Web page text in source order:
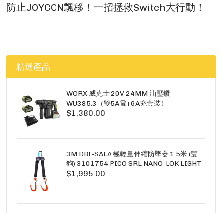
防止JOYCON飄移！一招拯救Switch大行動！
精選產品
WORX 威克士 20V 24MM 油壓鑽
WU385.3（雙5A電+6A充套裝）
$1,380.00
3M DBI-SALA 極輕量伸縮防墜器 1.5米 (雙
鉤) 3101754 PICO SRL NANO-LOK LIGHT
1.5M TWINS
$1,995.00